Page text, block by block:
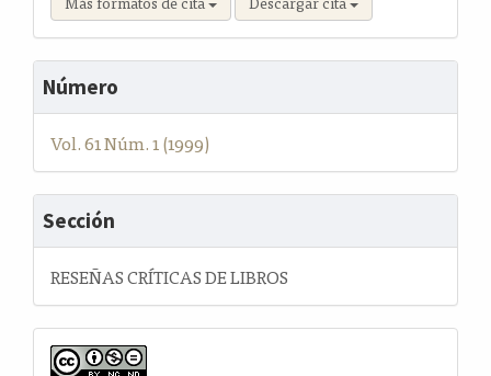
Número
Vol. 61 Núm. 1 (1999)
Sección
RESEÑAS CRÍTICAS DE LIBROS